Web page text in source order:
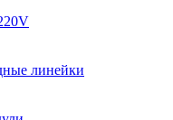
линейки